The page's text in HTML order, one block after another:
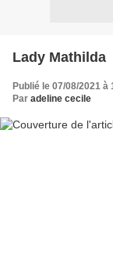
Lady Mathilda
Publié le 07/08/2021 à
Par adeline cecile